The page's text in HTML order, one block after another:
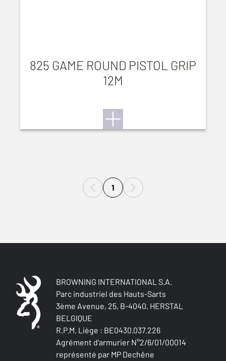
825 GAME ROUND PISTOL GRIP
12M
1
BROWNING INTERNATIONAL S.A.
Parc industriel des Hauts-Sarts
3ème Avenue, 25, B-4040, HERSTAL
BELGIQUE
R.P.M. Liège : BE0430.037.226
Agrément d'armurier N°2/6/01/00014
représenté par MP Dechêne